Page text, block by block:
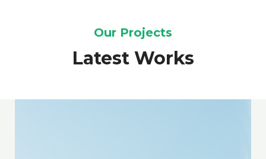
Our Projects
Latest Works